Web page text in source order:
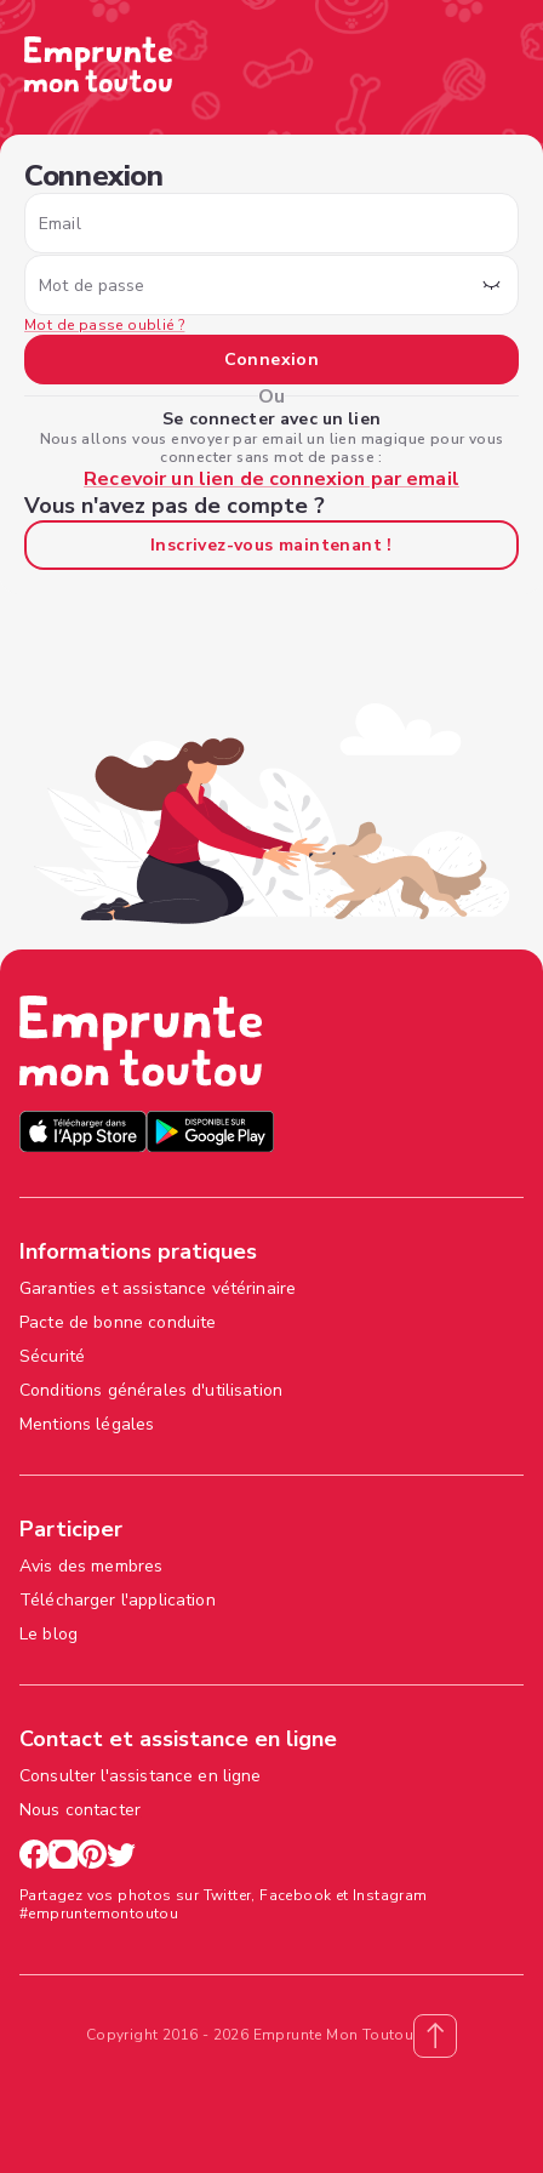
Connexion
Email
Mot de passe
Mot de passe oublié ?
Connexion
Ou
Se connecter avec un lien
Nous allons vous envoyer par email un lien magique pour vous
connecter sans mot de passe :
Recevoir un lien de connexion par email
Vous n'avez pas de compte ?
Inscrivez-vous maintenant !
Informations pratiques
Garanties et assistance vétérinaire
Pacte de bonne conduite
Sécurité
Conditions générales d'utilisation
Mentions légales
Participer
Avis des membres
Télécharger l'application
Le blog
Contact et assistance en ligne
Consulter l'assistance en ligne
Nous contacter
Partagez vos photos sur Twitter, Facebook et Instagram
#empruntemontoutou
Copyright 2016 - 2026 Emprunte Mon Toutou
/sign-in?nextPage=%2Fview-profile%2F9e3fe3fc-82e3-